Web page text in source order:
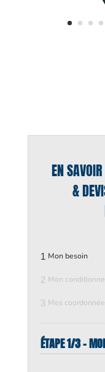
EN
&
1 Mon besoin
2 Mon
3 Mes
ÉTAPE 1/3 -